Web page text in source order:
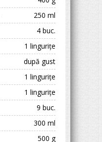
250 ml
4 buc.
1 lingurițe
după gust
1 lingurițe
1 lingurițe
9 buc.
300 ml
500 g